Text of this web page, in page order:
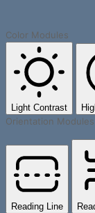
Color Modules
Light Contrast
Orientation Modules
Reading Line